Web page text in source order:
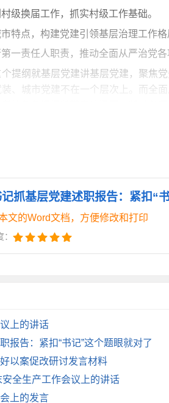
级换届工作，抓实村级工作基础。
点，构建党建引领基层治理工作格
一责任人职责，推动全面从严治党各
提纲就基层党建讲基层党建，聚焦
、城市党建不在一个层次上。而全
理论武装，让党员干部每一步都充
层鲜明导向，建好建强每个基层细胞
促执行力提升，推动广大党员干部在
百千万百万”人才工程，集聚制造业
效果上来，方向更准了。但还是有
定稿。
稿提纲：
盖抓实理论武装，让广大党员干部
的领导一贯到底、全面覆盖、作用
记抓基层党建述职报告：紧扣“
文的Word文档，方便修改和打印
上的讲话
报告：紧扣“书记”这个题眼就对了
以案促改研讨发言材料
全生产工作会议上的讲话
上的发言